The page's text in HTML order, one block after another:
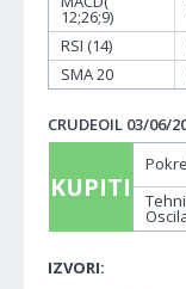
12;26;9)
RSI (14)
SMA 20
CRUDEOIL 03/06/
KUPITI
IZVORI: